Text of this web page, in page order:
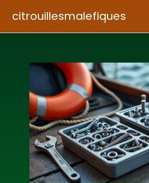
citrouillesmalefiques